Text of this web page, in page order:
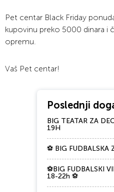
Pet centar Black Friday
kupovinu preko 5000 dinara i
opremu.
Vaš Pet centar!
Poslednji
BIG TEATAR ZA
19H
⚽ BIG FUDBALSKA
⚽BIG FUDBALSKI
18-22h ⚽